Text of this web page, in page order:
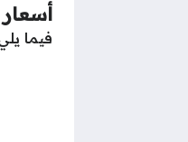
أسعار
فيما